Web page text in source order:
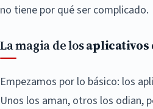
no tiene por qué ser complicado.
La magia de losaplicativos
Empezamos por lo básico: los
Unos los aman, otros los odian,